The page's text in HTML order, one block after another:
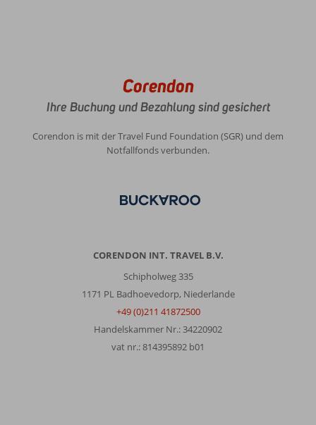
Corendon
Ihre Buchung und Bezahlung sind gesichert
Corendon is mit der Travel Fund Foundation (SGR) und dem
Notfallfonds verbunden.
CORENDON INT. TRAVEL B.V.
Schipholweg 335
1171 PL Badhoevedorp, Niederlande
+49 (0)211 41872500
Handelskammer Nr.: 34220902
vat nr.: 814395892 b01